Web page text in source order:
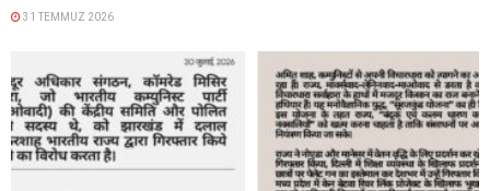
31 TEMMUZ 2026